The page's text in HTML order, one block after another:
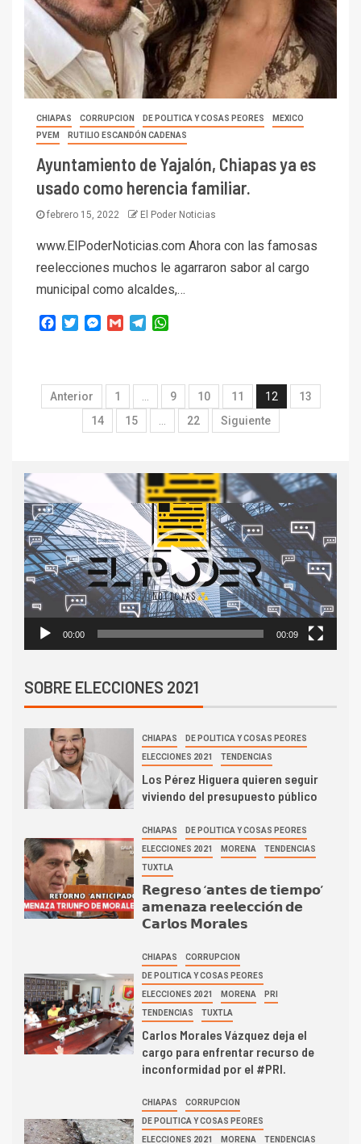
CHIAPAS CORRUPCION DE POLITICA Y COSAS PEORES
MEXICO
PVEM
RUTILIO ESCANDÓN CADENAS
Ayuntamiento de Yajalón, Chiapas ya es
usado como herencia familiar.
febrero 15, 2022 El Poder Noticias
www.ElPoderNoticias.com Ahora con las famosas
reelecciones muchos le agarraron sabor al cargo
municipal como alcaldes,…
Facebook
TwitterMessenger
Gmail Telegram
Anterior 1 … 9 10 11 12
13
14
15 … 22 Siguiente
Reproductor
de
vídeo
00:00 00:09
SOBRE ELECCIONES 2021
CHIAPAS DE POLITICA Y COSAS PEORES
ELECCIONES 2021 TENDENCIAS
Los Pérez Higuera quieren seguir
viviendo del presupuesto público
CHIAPAS DE POLITICA Y COSAS PEORES
ELECCIONES 2021 MORENA TENDENCIAS
TUXTLA
𝗥𝗲𝗴𝗿𝗲𝘀𝗼 ‘𝗮𝗻𝘁𝗲𝘀 𝗱𝗲 𝘁𝗶𝗲𝗺𝗽𝗼’
𝗮𝗺𝗲𝗻𝗮𝘇𝗮 𝗿𝗲𝗲𝗹𝗲𝗰𝗰𝗶𝗼́𝗻 𝗱𝗲
𝗖𝗮𝗿𝗹𝗼𝘀 𝗠𝗼𝗿𝗮𝗹𝗲𝘀
CHIAPAS CORRUPCION
DE POLITICA Y COSAS PEORES
ELECCIONES 2021 MORENA PRI
TENDENCIAS TUXTLA
Carlos Morales Vázquez deja el
cargo para enfrentar recurso de
inconformidad por el #PRI.
CHIAPAS CORRUPCION
DE POLITICA Y COSAS PEORES
ELECCIONES 2021 MORENA TENDENCIAS